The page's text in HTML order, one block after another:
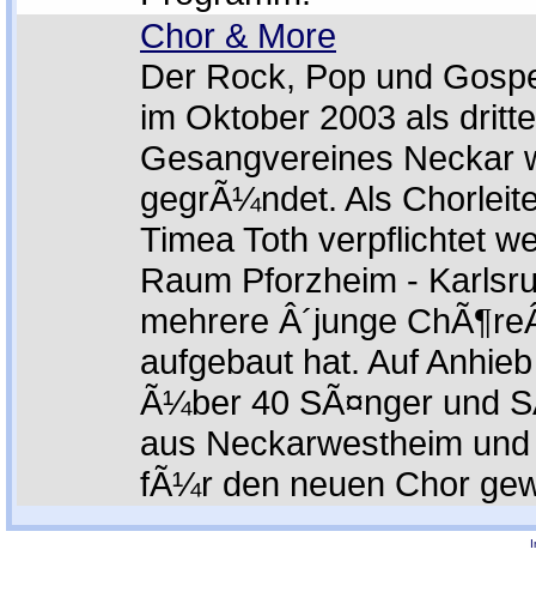
Chor & More
Der Rock, Pop und
im Oktober 2003 als
Gesangvereines Neckar
gegrÃ¼ndet. Als
Timea Toth verpflichtet
Raum Pforzheim -
mehrere Â´junge
aufgebaut hat. Auf
Ã¼ber 40 SÃ¤nger und
aus Neckarwestheim
fÃ¼r den neuen Chor